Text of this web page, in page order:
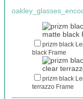
prizm black
black Frame
prizm black
terrazzo Frame